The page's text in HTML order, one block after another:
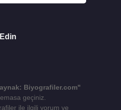
Biyografiler.com"
geçiniz.
ile ilgili yorum ve